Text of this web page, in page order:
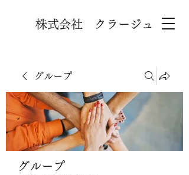
株式会社 クラージュ
グループ
グループ